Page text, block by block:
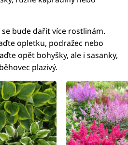
bude dařit více rostlinám.
opletku, podražec nebo
opět bohyšky, ale i sasanky,
plazivý.